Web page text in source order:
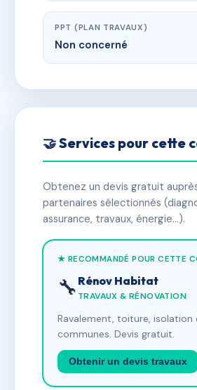
PPT (PLAN TRAVAUX)
Non concerné
🤝 Services pour cette
Obtenez un devis gratuit
partenaires sélectionnés
assurance, travaux, énergie…).
★ RECOMMANDÉ POUR CETTE
🔧 Rénov Habitat
TRAVAUX & RÉNOVATION
Ravalement, toiture, isolation
communes. Devis gratuit.
Obtenir un devis travaux